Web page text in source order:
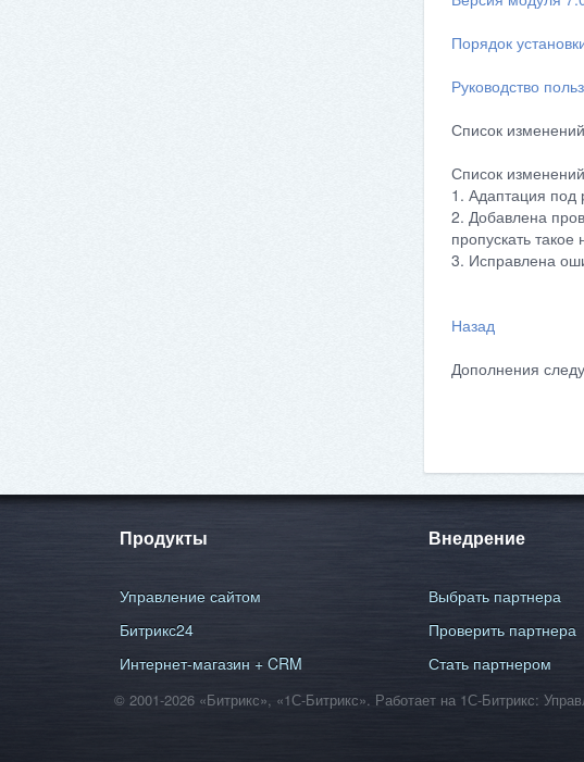
Порядок
Руководство
Список
Список
1. Адаптация под
2. Добавлена
пропускать
3. Исправлена
Назад
Дополнения
Продукты
Управление сайтом
Битрикс24
Интернет-магазин + CRM
Внедрение
Выбрать партнера
Проверить партнера
Стать партнером
© 2001-2026 «Битрикс», «1С-Битрикс». Работает на 1С-Битрикс: